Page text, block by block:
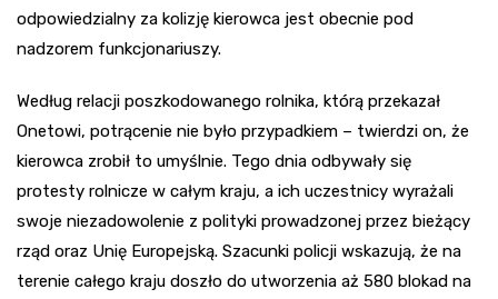
odpowiedzialny za kolizję kierowca jest obecnie pod
nadzorem funkcjonariuszy.
Według relacji poszkodowanego rolnika, którą przekazał
Onetowi, potrącenie nie było przypadkiem – twierdzi on, że
kierowca zrobił to umyślnie. Tego dnia odbywały się
protesty rolnicze w całym kraju, a ich uczestnicy wyrażali
swoje niezadowolenie z polityki prowadzonej przez bieżący
rząd oraz Unię Europejską. Szacunki policji wskazują, że na
terenie całego kraju doszło do utworzenia aż 580 blokad na